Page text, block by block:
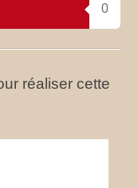
0
réaliser cette